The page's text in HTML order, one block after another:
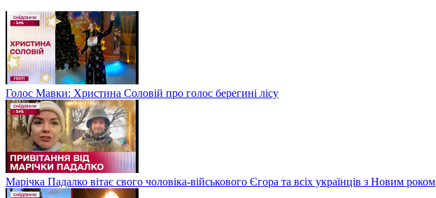
Голос Мавки: Христина Соловій про голос берегині лісу
Марічка Падалко вітає свого чоловіка-військового Єгора та всіх українців з Новим роком